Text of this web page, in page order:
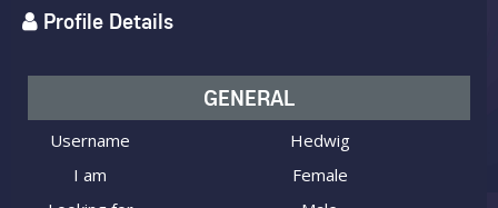
Profile Details
GENERAL
Username
Hedwig
I am
Female